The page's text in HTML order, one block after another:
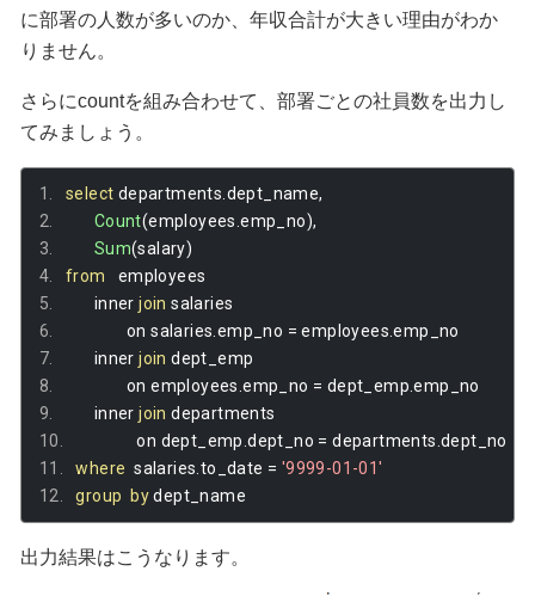
に部署の人数が多いのか、年収合計が大きい理由がわか
りません。
さらにcountを組み合わせて、部署ごとの社員数を出力し
てみましょう。
select departments dept_name,
Count(employees .emp_no),
Sum(salary)
from
   employees
       inner
join salaries
               on salaries
emp_no = employees .emp_no
       inner
join dept_emp
               on employees
.emp_no = dept_emp .emp_no
       inner
join departments
               on dept_emp
.dept_no = departments .dept_no
where
  salaries
to_date = '9999-01-01'
group
by dept_name
出力結果はこうなります。